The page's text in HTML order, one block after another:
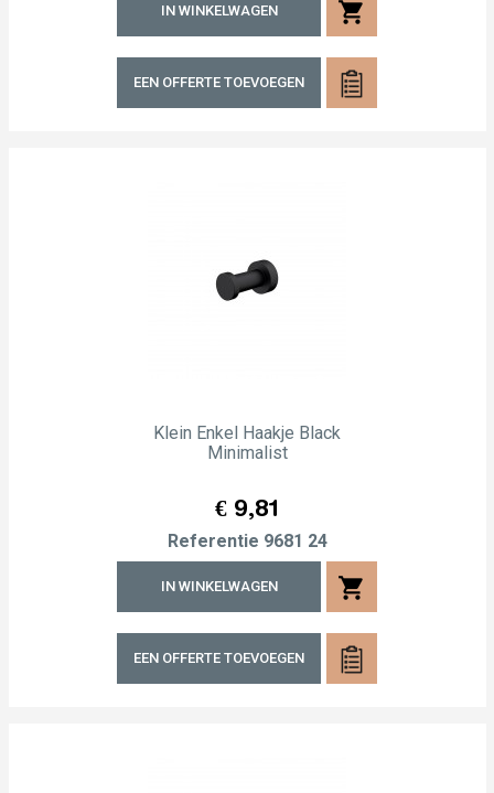
IN WINKELWAGEN shopping_cart
EEN OFFERTE TOEVOEGEN
Klein Enkel Haakje Black
Minimalist
Prijs
€ 9,81
Referentie 9681 24
IN WINKELWAGEN shopping_cart
EEN OFFERTE TOEVOEGEN